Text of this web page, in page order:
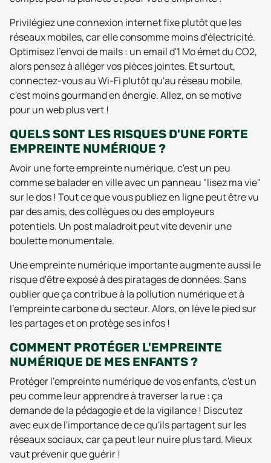
Privilégiez une connexion internet fixe plutôt que les
réseaux mobiles, car elle consomme moins d'électricité.
Optimisez l'envoi de mails : un email d'1 Mo émet du CO2,
alors pensez à alléger vos pièces jointes. Et surtout,
connectez-vous au Wi-Fi plutôt qu'au réseau mobile,
c'est moins gourmand en énergie. Allez, on se motive
pour un web plus vert !
QUELS SONT LES RISQUES D'UNE FORTE
EMPREINTE NUMÉRIQUE ?
Avoir une forte empreinte numérique, c'est un peu
comme se balader en ville avec un panneau "lisez ma vie"
sur le dos ! Tout ce que vous publiez en ligne peut être vu
par des amis, des collègues ou des employeurs
potentiels. Un post maladroit peut vite devenir une
boulette monumentale.
Une empreinte numérique importante augmente aussi le
risque d'être exposé à des piratages de données. Sans
oublier que ça contribue à la pollution numérique et à
l'empreinte carbone du secteur. Alors, on lève le pied sur
les partages et on protège ses infos !
COMMENT PROTÉGER L'EMPREINTE
NUMÉRIQUE DE MES ENFANTS ?
Protéger l'empreinte numérique de vos enfants, c'est un
peu comme leur apprendre à traverser la rue : ça
demande de la pédagogie et de la vigilance ! Discutez
avec eux de l'importance de ce qu'ils partagent sur les
réseaux sociaux, car ça peut leur nuire plus tard. Mieux
vaut prévenir que guérir !